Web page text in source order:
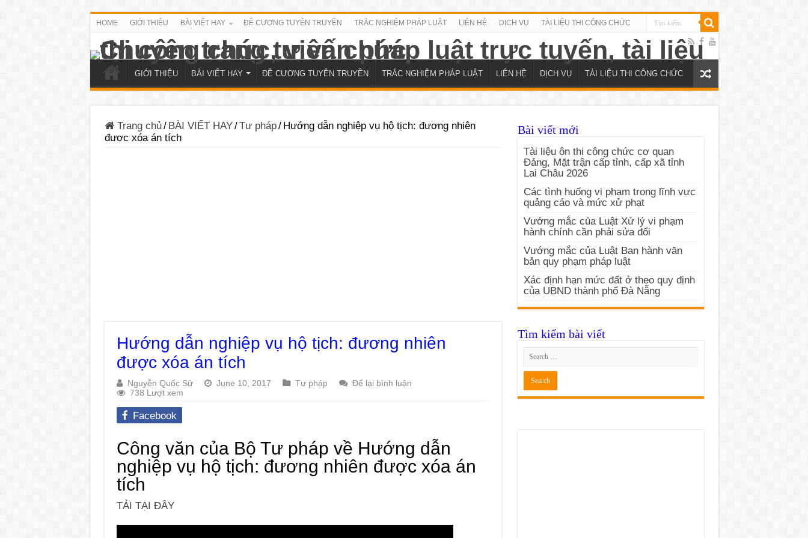
HOME GIỚI THIỆU BÀI VIẾT HAY ĐỀ CƯƠNG TUYÊN TRUYỀN TRẮC NGHIỆM PHÁP LUẬT LIÊN HỆ DỊCH VỤ TÀI LIỆU THI CÔNG CHỨC
GIỚI THIỆU BÀI VIẾT HAY ĐỀ CƯƠNG TUYÊN TRUYỀN TRẮC NGHIỆM PHÁP LUẬT LIÊN HỆ DỊCH VỤ TÀI LIỆU THI CÔNG CHỨC
Trang chủ/ BÀI VIẾT HAY/Tư pháp/ Hướng dẫn nghiệp vụ hộ tịch: đương nhiên
được xóa án tích
Hướng dẫn nghiệp vụ hộ tịch: đương nhiên
được xóa án tích
Nguyễn Quốc Sử June 10, 2017 Tư pháp
Để lại bình luận
738 Lượt xem
Facebook
Công văn của Bộ Tư pháp về Hướng dẫn
nghiệp vụ hộ tịch: đương nhiên được xóa án
tích
TẢI TẠI ĐÂY
Bài viết mới
Tài liệu ôn thi công chức cơ quan
Đảng, Mặt trận cấp tỉnh, cấp xã tỉnh
Lai Châu 2026
Các tình huống vi phạm trong lĩnh vực
quảng cáo và mức xử phạt
Vướng mắc của Luật Xử lý vi phạm
hành chính cần phải sửa đổi
Vướng mắc của Luật Ban hành văn
bản quy phạm pháp luật
Xác định hạn mức đất ở theo quy định
của UBND thành phố Đà Nẵng
Tìm kiếm bài viết